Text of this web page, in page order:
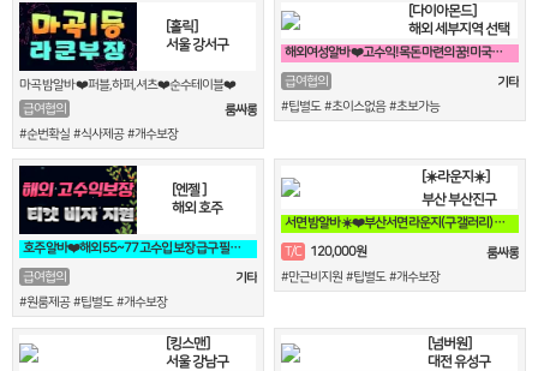
[홀릭]
서울 강서구
마곡 밤알바 ❤️퍼블,하퍼,셔츠❤️순수테이블❤️
급여협의
룸싸롱
#순번확실 #식사제공 #개수보장
[다이아몬드]
해외 세부지역 선택
해외여성알바 ❤️고수익! 목돈 마련의 꿈! 미국에서 이루세요❤️
급여협의
기타
#팁별도 #초이스없음 #초보가능
[엔젤 ]
해외 호주
호주 알바❤️해외 55~77 고수입 보장 급구 필독❤️
급여협의
기타
#원룸제공 #팁별도 #개수보장
[☀️라운지☀️]
부산 부산진구
서면 밤알바 ☀️❤️부산서면 라운지(구 갤러리) 언니들 모십니다❤️☀️
T/C 120,000원
룸싸롱
#만근비지원 #팁별도 #개수보장
[킹스맨]
서울 강남구
[넘버원]
대전 유성구